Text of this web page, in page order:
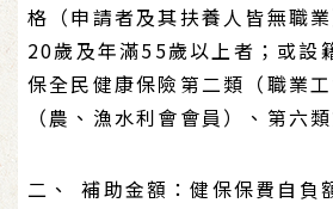
格（申請者及其扶養人皆無職
20歲及年滿55歲以上者；或設
保全民健康保險第二類（職業
（農、漁水利會會員）、第六
二、 補助金額：健保保費自負